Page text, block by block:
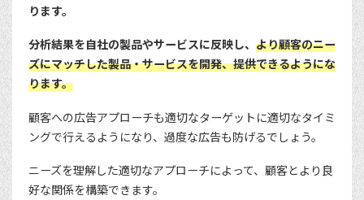
ります。
分析結果を自社の製品やサービスに反映し、 より顧客のニー
ズにマッチした製品・サービスを開発、提供できるようにな
ります。
顧客への広告アプローチも適切なターゲットに適切なタイミ
ングで行えるようになり、過度な広告も防げるでしょう。
ニーズを理解した適切なアプローチによって、顧客とより良
好な関係を構築できます。